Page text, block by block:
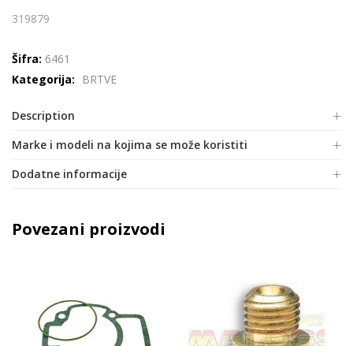
319879
Šifra: 6461
Kategorija:
BRTVE
Description
Marke i modeli na kojima se može koristiti
Dodatne informacije
Povezani proizvodi